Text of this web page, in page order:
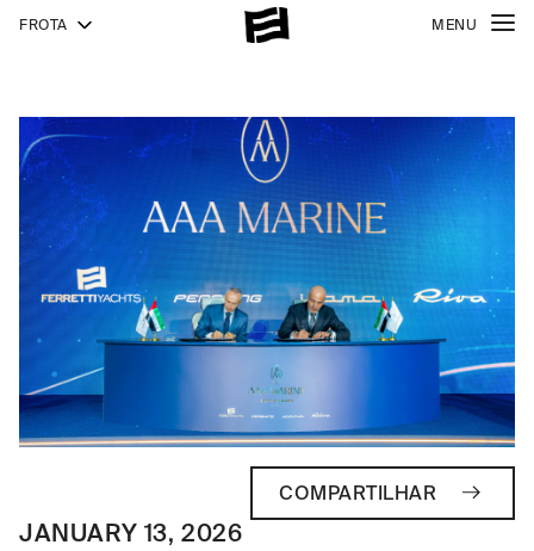
FROTA MENU
JANUARY 13, 2026
COMPARTILHAR